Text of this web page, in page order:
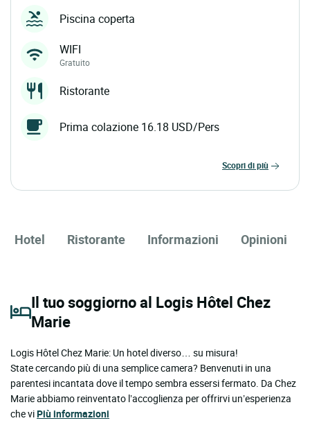
Piscina coperta
WIFI
Gratuito
Ristorante
Prima colazione 16.18 USD/Pers
scopri di più
Hotel Ristorante Informazioni Opinioni
Il tuo soggiorno al Logis Hôtel Chez
Marie
Logis Hôtel Chez Marie: Un hotel diverso… su misura!
State cercando più di una semplice camera? Benvenuti in una
parentesi incantata dove il tempo sembra essersi fermato. Da Chez
Marie abbiamo reinventato l’accoglienza per offrirvi un’esperienza
che viPiù informazioni